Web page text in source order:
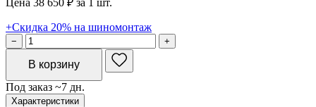
+Скидка 20% на шиномонтаж
− +
В корзину
Под заказ ~7 дн.
Характеристики